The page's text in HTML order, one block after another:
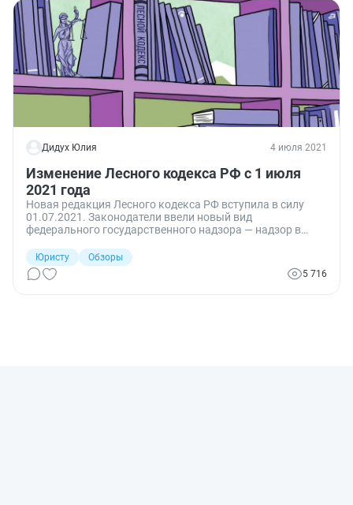
Дидух Юлия 4 июля 2021
Изменение Лесного кодекса РФ с 1 июля
2021 года
Новая редакция Лесного кодекса РФ вступила в силу
01.07.2021. Законодатели ввели новый вид
федерального государственного надзора — надзор в
древесины, учета древесины и сделок с ней. Установлен
порядок учета и маркировки древесины.
Юристу
Обзоры
5 716